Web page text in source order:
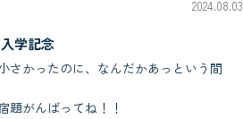
2024.08.03
学記念
さかったのに、なんだかあっという間
題がんばってね！！